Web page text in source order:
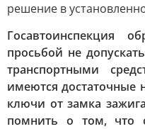
решение в
Госавтоинспекция
просьбой не
транспортными
имеются достаточные
ключи от замка
помнить о том, что